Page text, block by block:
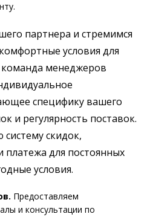
партнера и стремимся
условия для
менеджеров
специфику вашего
и регулярность поставок.
скидок,
платежа для постоянных
условия.
Предоставляем
и консультации по